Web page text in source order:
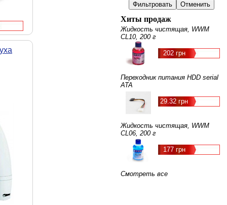
Хиты продаж
Жидкость чистящая, WWM
CL10, 200 г
202 грн
Переходник питания HDD serial
ATA
29.32 грн
Жидкость чистящая, WWM
CL06, 200 г
177 грн
Смотреть все